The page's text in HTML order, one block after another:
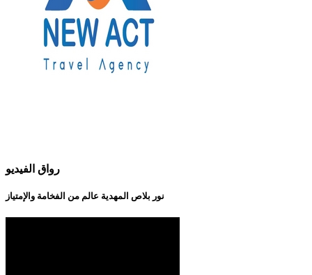
رواق الفيديو
نور بلاص المهدية عالم من الفخامة والإمتياز